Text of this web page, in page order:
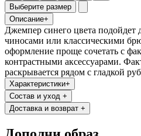
Выберите размер
Описание+
Джемпер синего цвета подойдет
чиносами или классическими
оформление проще сочетать с
контрастными аксессуарами.
раскрывается рядом с гладкой
Характеристики+
Состав и уход +
Доставка и возврат +